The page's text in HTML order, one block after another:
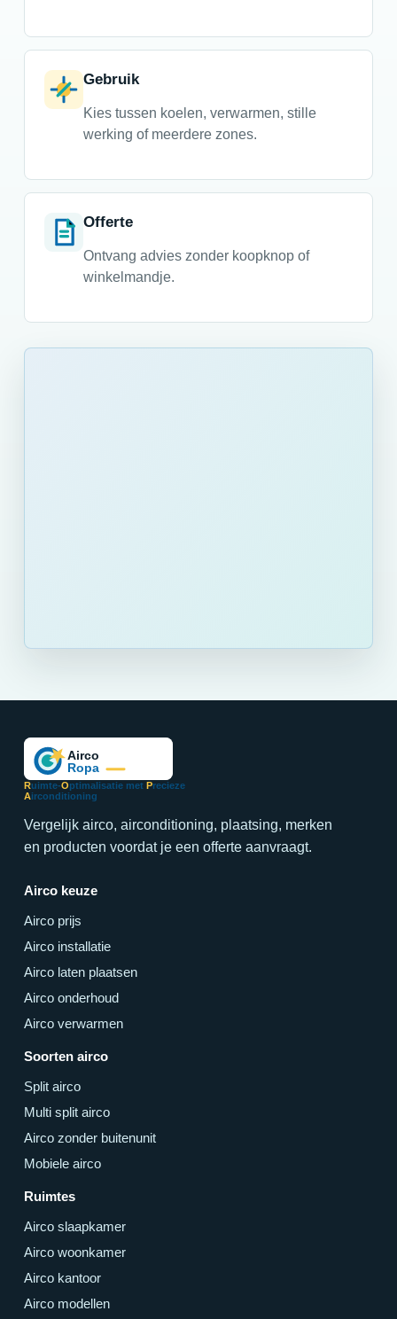
Gebruik
Kies tussen koelen, verwarmen, stille
werking of meerdere zones.
Offerte
Ontvang advies zonder koopknop of
winkelmandje.
Ruimte-Optimalisatie met Precieze
Airconditioning
Vergelijk airco, airconditioning, plaatsing, merken
en producten voordat je een offerte aanvraagt.
Airco keuze
Airco prijs
Airco installatie
Airco laten plaatsen
Airco onderhoud
Airco verwarmen
Soorten airco
Split airco
Multi split airco
Airco zonder buitenunit
Mobiele airco
Ruimtes
Airco slaapkamer
Airco woonkamer
Airco kantoor
Airco modellen